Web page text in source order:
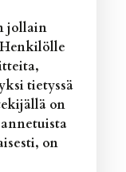
jollain
tietyssä
on
on